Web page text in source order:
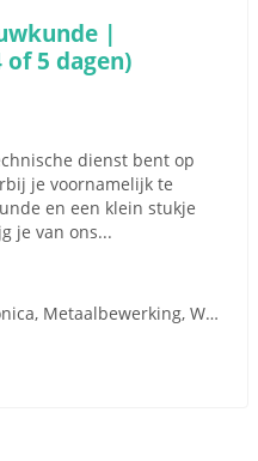
|
5 dagen)
dienst bent op
je voornamelijk te
en een klein stukje
je van ons...
Elektrotechniek, Mechatronica, Metaalbewerking, Werktuigbouwkunde, Metaal, Techniek